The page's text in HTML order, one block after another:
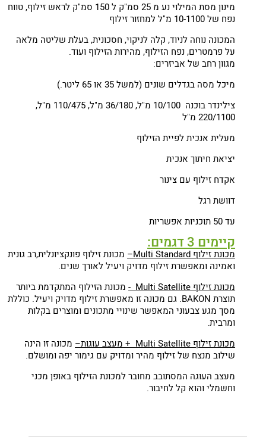
מינון מסת המילוי נע מ 25 סמ"ק ל 150 סמ"ק לראש זילוף, טווח
נפח של 10-1100 מ"ל למחזור זילוף
המכונה נוחה לניוד, קלה לניקוי, חסכונית, בעלת שליטה מלאה
על פרמטרים, נפח הזילוף, מהירות הזילוף ועוד.
מגוון רחב של אביזרים:
מיכל מסה בגדלים שונים (למשל 35 או 65 ליטר.)
צילינדר בוכנה 10/100 מ"ל, 36/180 מ"ל, 110/475 מ"ל,
220/1100 מ"ל
מעלית אנכית לפיית הזילוף
יציאת חיתוך אנכית
אקדח זילוף עם צינור
דוושת רגל
עד 50 תוכניות אפשריות
קיימים 3 דגמים:
מכונת זילוף Multi Standard–
מכונת זילוף פונקציונלית,רב גונית
ואמינה ומאפשרת זילוף מדויק ויעיל לאורך שנים.
מכונת זילוף Multi Satellite -
מכונת הזילוף המתקדמת ביותר
תוצרת BAKON. גם מכונה זו מאפשרת זילוף מדויק ויעיל. כוללת
מסך מגע צבעוני המאפשר שינויי מתכונים ומוצרים בקלות
ומרבית.
מכונת זילוף Multi Satellite + מעצב עוגות–
מכונה זו הינה
שילוב מנצח של זילוף מהיר ומדויק עם גימור יפה ומושלם.
מעצב העוגה המסתובב מחובר למכונת הזילוף באופן מכני
וחשמלי והוא קל לחיבור.